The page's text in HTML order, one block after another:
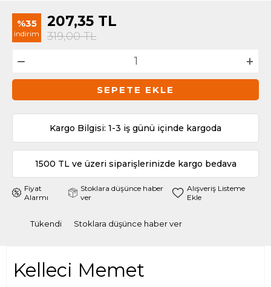
%35
indirim
207,35 TL
319,00TL
SEPETE EKLE
Kargo Bilgisi: 1-3 iş günü içinde kargoda
1500 TL ve üzeri siparişlerinizde kargo bedava
Fiyat
Alarmı
Stoklara düşünce haber
ver
Alışveriş Listeme
Ekle
Tükendi Stoklara düşünce haber ver
Kelleci Memet